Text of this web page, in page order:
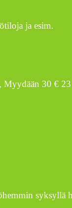
ja esim.
Myydään 30 €
syksyllä